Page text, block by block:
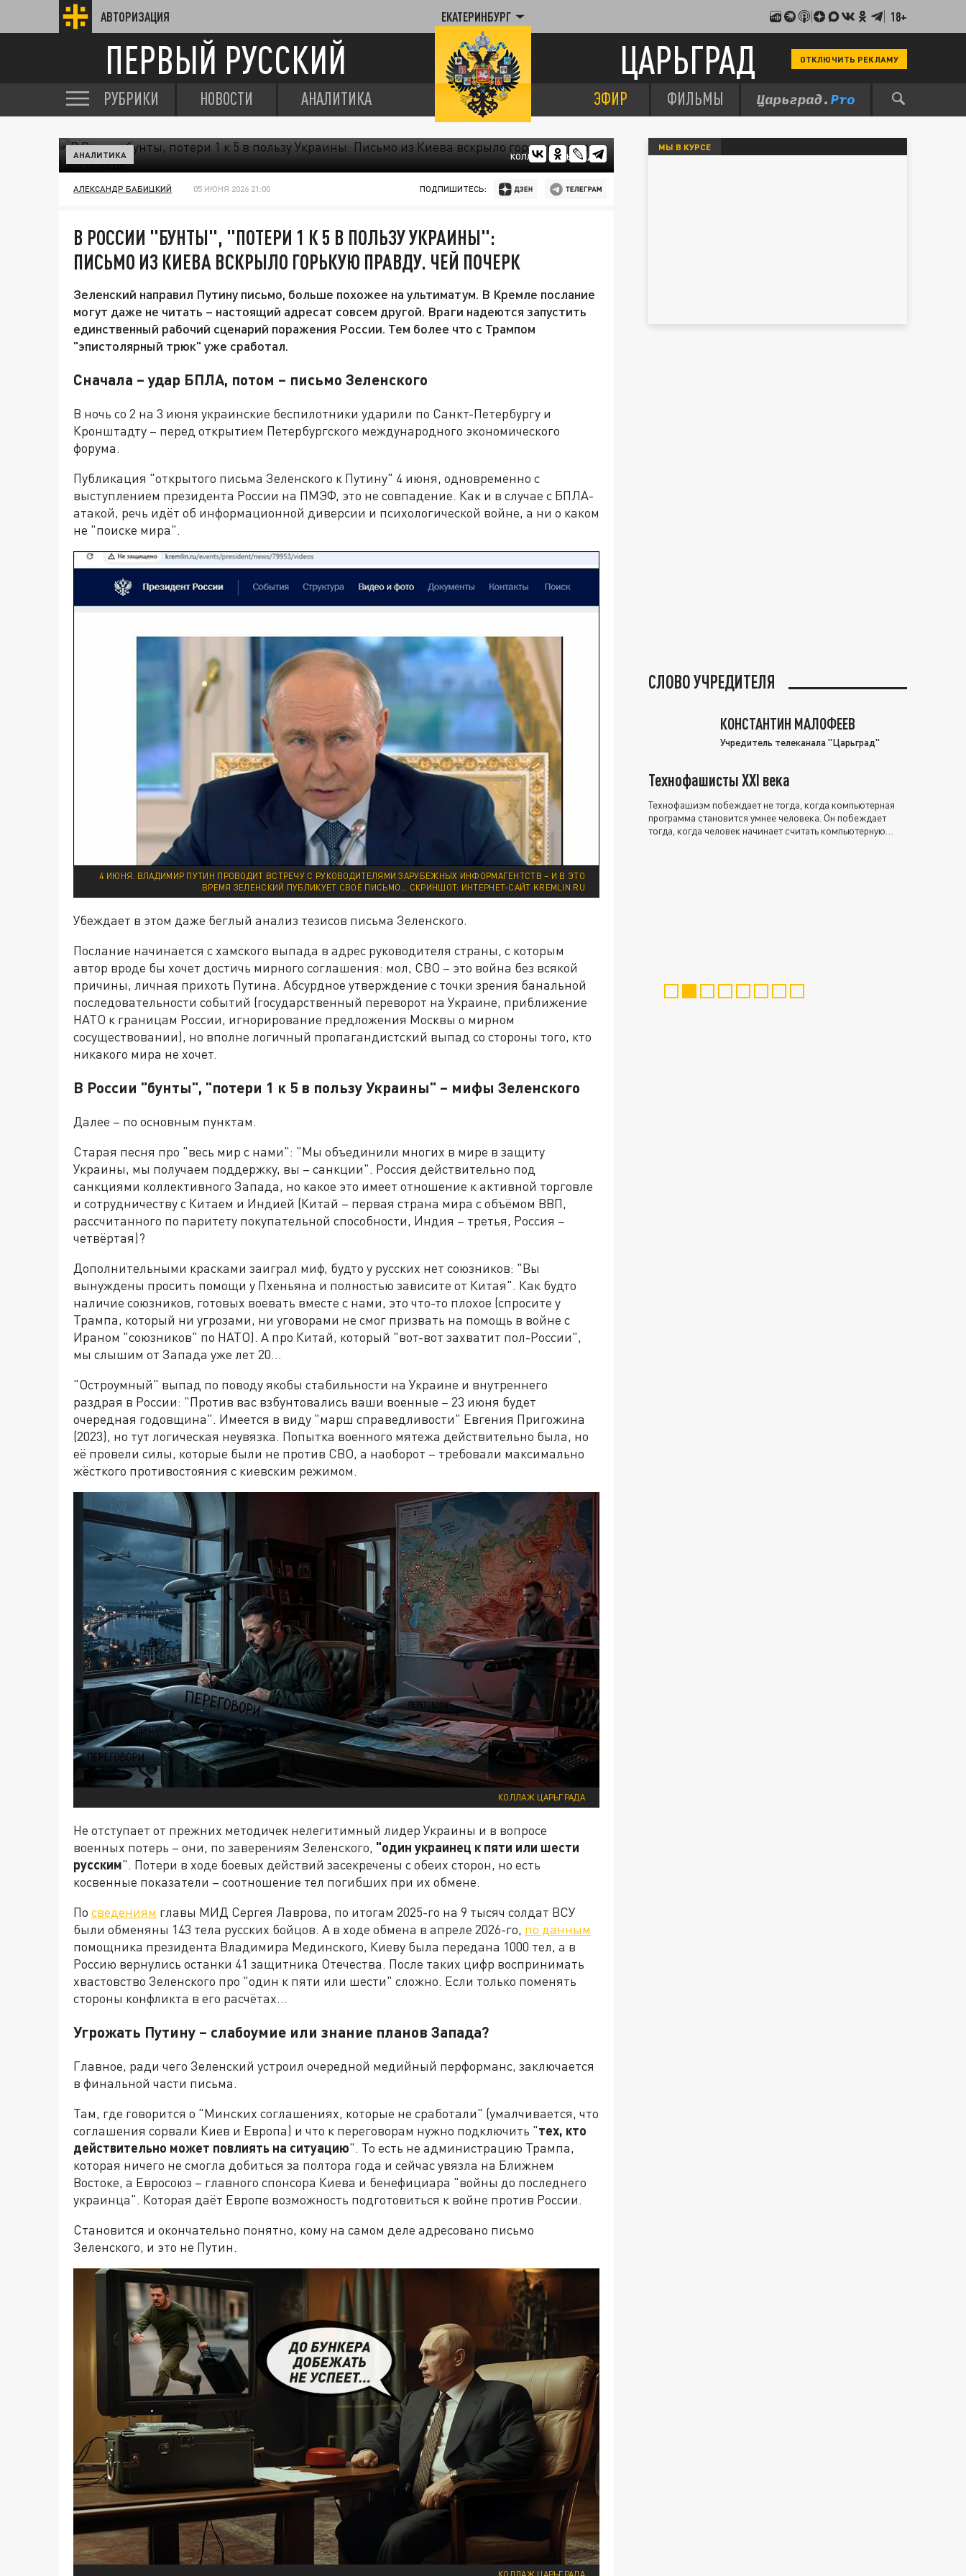
АВТОРИЗАЦИЯ ЕКАТЕРИНБУРГ 18+
ПЕРВЫЙ РУССКИЙ ЦАРЬГРАД ОТКЛЮЧИТЬ РЕКЛАМУ
РУБРИКИ НОВОСТИ АНАЛИТИКА ЭФИР ФИЛЬМЫ
КОЛЛАЖ ЦАРЬГРАДА
АНАЛИТИКА
АЛЕКСАНДР БАБИЦКИЙ 05 ИЮНЯ 2026 21:00 ПОДПИШИТЕСЬ:
В РОССИИ "БУНТЫ", "ПОТЕРИ 1 К 5 В ПОЛЬЗУ УКРАИНЫ":
ПИСЬМО ИЗ КИЕВА ВСКРЫЛО ГОРЬКУЮ ПРАВДУ. ЧЕЙ ПОЧЕРК
Зеленский направил Путину письмо, больше похожее на ультиматум. В Кремле послание
могут даже не читать – настоящий адресат совсем другой. Враги надеются запустить
единственный рабочий сценарий поражения России. Тем более что с Трампом
"эпистолярный трюк" уже сработал.
Сначала – удар БПЛА, потом – письмо Зеленского
В ночь со 2 на 3 июня украинские беспилотники ударили по Санкт-Петербургу и
Кронштадту – перед открытием Петербургского международного экономического
форума.
Публикация "открытого письма Зеленского к Путину" 4 июня, одновременно с
выступлением президента России на ПМЭФ, это не совпадение. Как и в случае с БПЛА-
атакой, речь идёт об информационной диверсии и психологической войне, а ни о каком
не "поиске мира".
4 ИЮНЯ. ВЛАДИМИР ПУТИН ПРОВОДИТ ВСТРЕЧУ С РУКОВОДИТЕЛЯМИ ЗАРУБЕЖНЫХ ИНФОРМАГЕНТСТВ – И В ЭТО
ВРЕМЯ ЗЕЛЕНСКИЙ ПУБЛИКУЕТ СВОЁ ПИСЬМО… СКРИНШОТ: ИНТЕРНЕТ-САЙТ KREMLIN.RU
Убеждает в этом даже беглый анализ тезисов письма Зеленского.
Послание начинается с хамского выпада в адрес руководителя страны, с которым
автор вроде бы хочет достичь мирного соглашения: мол, СВО – это война без всякой
причины, личная прихоть Путина. Абсурдное утверждение с точки зрения банальной
последовательности событий (государственный переворот на Украине, приближение
НАТО к границам России, игнорирование предложения Москвы о мирном
сосуществовании), но вполне логичный пропагандистский выпад со стороны того, кто
никакого мира не хочет.
В России "бунты", "потери 1 к 5 в пользу Украины" – мифы Зеленского
Далее – по основным пунктам.
Старая песня про "весь мир с нами": "Мы объединили многих в мире в защиту
Украины, мы получаем поддержку, вы – санкции". Россия действительно под
санкциями коллективного Запада, но какое это имеет отношение к активной торговле
и сотрудничеству с Китаем и Индией (Китай – первая страна мира с объёмом ВВП,
рассчитанного по паритету покупательной способности, Индия – третья, Россия –
четвёртая)?
Дополнительными красками заиграл миф, будто у русских нет союзников: "Вы
вынуждены просить помощи у Пхеньяна и полностью зависите от Китая". Как будто
наличие союзников, готовых воевать вместе с нами, это что-то плохое (спросите у
Трампа, который ни угрозами, ни уговорами не смог призвать на помощь в войне с
Ираном "союзников" по НАТО). А про Китай, который "вот-вот захватит пол-России",
мы слышим от Запада уже лет 20…
"Остроумный" выпад по поводу якобы стабильности на Украине и внутреннего
раздрая в России: "Против вас взбунтовались ваши военные – 23 июня будет
очередная годовщина". Имеется в виду "марш справедливости" Евгения Пригожина
(2023), но тут логическая неувязка. Попытка военного мятежа действительно была, но
её провели силы, которые были не против СВО, а наоборот – требовали максимально
жёсткого противостояния с киевским режимом.
КОЛЛАЖ ЦАРЬГРАДА
Не отступает от прежних методичек нелегитимный лидер Украины и в вопросе
военных потерь – они, по заверениям Зеленского, "один украинец к пяти или шести
русским". Потери в ходе боевых действий засекречены с обеих сторон, но есть
косвенные показатели – соотношение тел погибших при их обмене.
По сведениям главы МИД Сергея Лаврова, по итогам 2025-го на 9 тысяч солдат ВСУ
были обменяны 143 тела русских бойцов. А в ходе обмена в апреле 2026-го, по данным
помощника президента Владимира Мединского, Киеву была передана 1000 тел, а в
Россию вернулись останки 41 защитника Отечества. После таких цифр воспринимать
хвастовство Зеленского про "один к пяти или шести" сложно. Если только поменять
стороны конфликта в его расчётах...
Угрожать Путину – слабоумие или знание планов Запада?
Главное, ради чего Зеленский устроил очередной медийный перформанс, заключается
в финальной части письма.
Там, где говорится о "Минских соглашениях, которые не сработали" (умалчивается, что
соглашения сорвали Киев и Европа) и что к переговорам нужно подключить "тех, кто
действительно может повлиять на ситуацию". То есть не администрацию Трампа,
которая ничего не смогла добиться за полтора года и сейчас увязла на Ближнем
Востоке, а Евросоюз – главного спонсора Киева и бенефициара "войны до последнего
украинца". Которая даёт Европе возможность подготовиться к войне против России.
Становится и окончательно понятно, кому на самом деле адресовано письмо
Зеленского, и это не Путин.
МЫ В КУРСЕ
СЛОВО УЧРЕДИТЕЛЯ
КОНСТАНТИН МАЛОФЕЕВ
Учредитель телеканала "Царьград"
Технофашисты XXI века
Технофашизм побеждает не тогда, когда компьютерная
программа становится умнее человека. Он побеждает
тогда, когда человек начинает считать компьютерную